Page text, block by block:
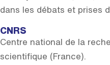
dans les débats et prises
CNRS
Centre national de la
scientifique (France).